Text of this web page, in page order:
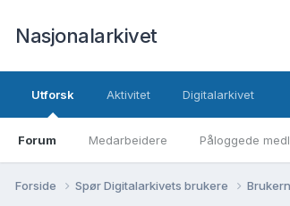
Nasjonalarkivet
Utforsk
Forum Medarbeidere Påloggede
Aktivitet Digitalarkivet
Forside Spør Digitalarkivets brukere